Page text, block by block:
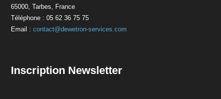
65000, Tarbes, France
Téléphone : 05 62 36 75 75
Email :contact@dewetron-services.com
Inscription Newsletter